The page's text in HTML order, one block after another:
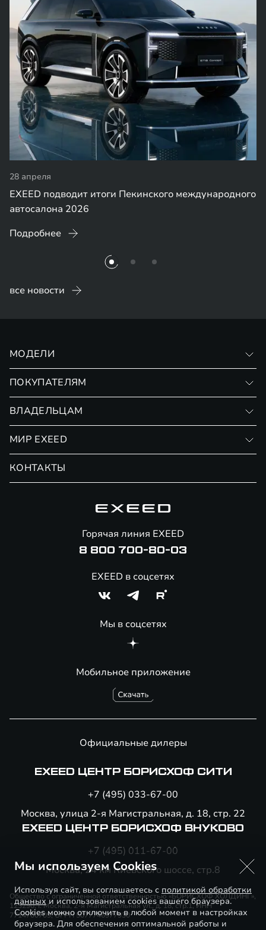
28 апреля
EXEED подводит итоги Пекинского международного
автосалона 2026
Подробнее
все новости
МОДЕЛИ
ПОКУПАТЕЛЯМ
Страхование
ВЛАДЕЛЬЦАМ
Сервис
Помощь на дорогах
Специальные предложения
МИР EXEED
КОНТАКТЫ
Мобильное приложение
Горячая линия EXEED
8 800 700-80-03
EXEED в соцсетях
Мы в соцсетях
Официальные дилеры
EXEED ЦЕНТР БОРИСХОФ СИТИ
+7 (495) 033-67-00
Москва, улица 2-я Магистральная, д. 18, стр. 22
EXEED ЦЕНТР БОРИСХОФ ВНУКОВО
+7 (495) 011-67-00
Москва, 24 км Киевского шоссе, стр.8
Общество с ограниченной ответственностью «БОРИСХОФ ХОЛДИНГ»,
123290, г. Москва, 2-я Магистральная ул., д. 18, стр.1, ИНН
7714700709, ОГРН 5077746977930
Мы используем Cookies
Используя сайт, вы соглашаетесь с политикой обработки
данныхи использованием cookies вашего браузера.
Cookies можно отключить в любой момент в настройках
браузера. Для обеспечения оптимальной работы и